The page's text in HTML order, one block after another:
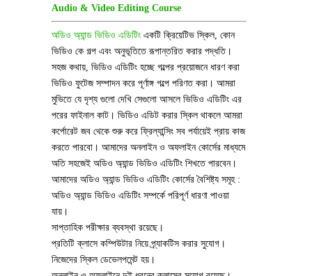
Audio & Video Editing Course
অডিও অ্যান্ড ভিডিও এডিটিং একটি ক্রিয়েটিভ স্কিল, কোন
ভিডিও কে গল্প এবং অনুভূতিতে রূপান্তরিত করার পদ্ধতি।
সহজ কথায়, ভিডিও এডিটিং হচ্ছে গল্পের প্রয়োজনে ধারণ করা
ভিডিও ফুটেজ সম্পাদন করে পূর্ণাঙ্গ গল্পে পরিণত করা। আমরা
মুভিতে যে দৃশ্য গুলো দেখি সেগুলো আসলে ভিডিও এডিটিং এর
পরের ফাইনাল কাট। ভিডিও এডিট করার স্কিল থাকলে আমরা
কর্পোরেট জব থেকে শুরু করে ফ্রিল্যান্সিং সব পর্যায়েই প্রায় কাজ
করতে পারবো। আমাদের অনলাইন ও অফলাইন কোর্সের মাধ্যমে
অতি সহজেই অডিও অ্যান্ড ভিডিও এডিটিং শিখতে পারবেন।
আমাদের অডিও অ্যান্ড ভিডিও এডিটিং কোর্সের বৈশিষ্ট্য সমূহ :
অডিও অ্যান্ড ভিডিও এডিটিং সম্পর্কে পরিপূর্ণ ধারণা পাওয়া
যায়।
সাপ্তাহিক পরীক্ষার ব্যবস্থা রয়েছে।
প্রতিটি ক্লাসে কম্পিউটার নিয়ে প্র্যাকটিস করার সুযোগ।
নিজেদের স্কিল ডেভেলপমেন্ট হয়।